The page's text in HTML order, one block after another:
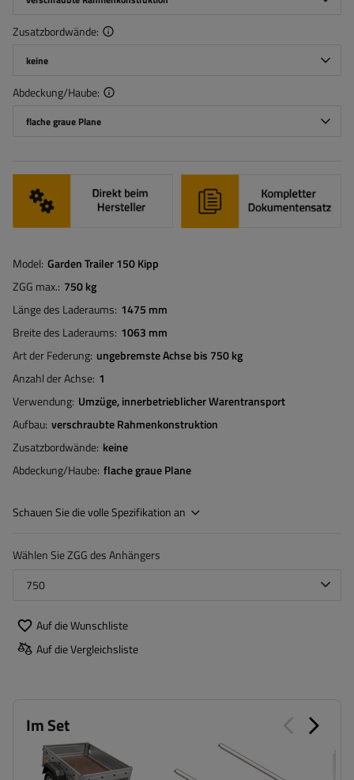
Zusatzbordwände
keine
Abdeckung/Haube
flache graue Plane
Model Garden Trailer 150 Kipp
ZGG max. 750 kg
Länge des Laderaums 1475 mm
Breite des Laderaums 1063 mm
Art der Federung ungebremste Achse bis 750 kg
Anzahl der Achse 1
Verwendung Umzüge innerbetrieblicher Warentransport
Aufbau verschraubte Rahmenkonstruktion
Zusatzbordwände keine
Abdeckung/Haube flache graue Plane
Schauen Sie die volle Spezifikation an
Wählen Sie ZGG des Anhängers
750
Auf die Wunschliste
Auf die Vergleichsliste
Im Set